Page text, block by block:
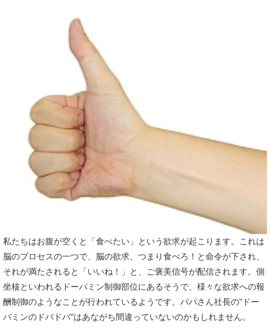
私たちはお腹が空くと「食べたい」という欲求が起こります。これは
脳のプロセスの一つで、脳の欲求、つまり食べろ！と命令が下され、
それが満たされると「いいね！」と、ご褒美信号が配信されます。側
坐核といわれるドーパミン制御部位にあるそうで、様々な欲求への報
酬制御のようなことが行われているようです。パパさん社長の"ドー
パミンのドバドバ"はあながち間違っていないのかもしれません。